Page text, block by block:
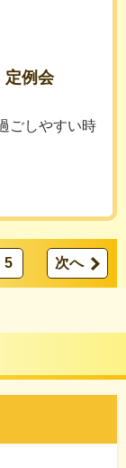
例会
ごしやすい時
5 次へ